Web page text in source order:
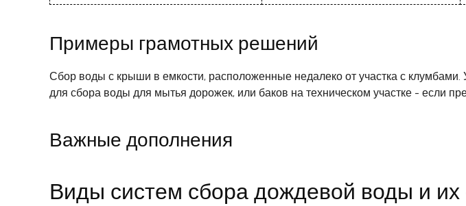
Примеры грамотных решений
Сбор воды с крыши в емкости, расположенные недалеко от участка с
для сбора воды для мытья дорожек, или баков на техническом участке - если
Важные дополнения
Виды систем сбора дождевой воды и их